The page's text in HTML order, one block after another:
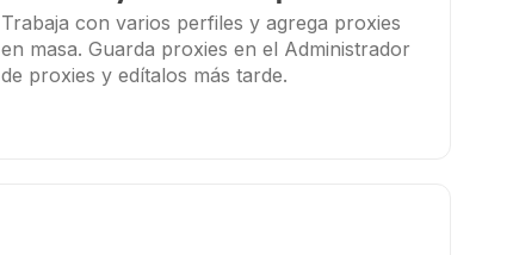
Trabaja con varios perfiles y agrega proxies
en masa. Guarda proxies en el Administrador
de proxies y edítalos más tarde.